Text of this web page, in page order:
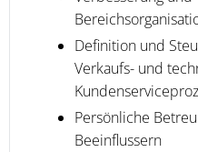
Definition und
Verkaufs- und
Persönliche
Beeinflussern